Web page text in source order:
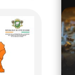
coeur